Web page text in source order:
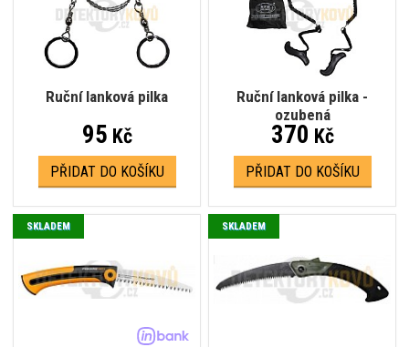
Ruční lanková pilka
95 Kč
PŘIDAT DO KOŠÍKU
Ruční lanková pilka -
ozubená
370 Kč
PŘIDAT DO KOŠÍKU
SKLADEM SKLADEM